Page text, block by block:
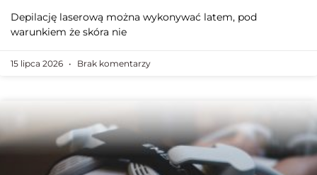
Depilację laserową można wykonywać latem, pod
warunkiem że skóra nie
15 lipca 2026 Brak komentarzy